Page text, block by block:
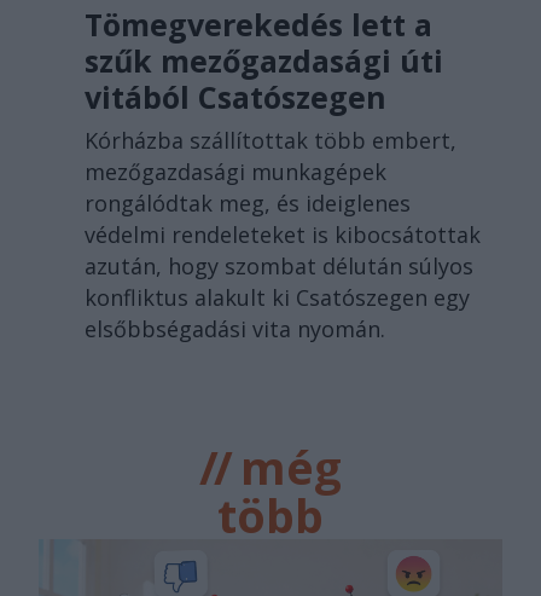
Tömegverekedés lett a
szűk mezőgazdasági úti
vitából Csatószegen
Kórházba szállítottak több embert,
mezőgazdasági munkagépek
rongálódtak meg, és ideiglenes
védelmi rendeleteket is kibocsátottak
azután, hogy szombat délután súlyos
konfliktus alakult ki Csatószegen egy
elsőbbségadási vita nyomán.
//még
több
főtér.ro